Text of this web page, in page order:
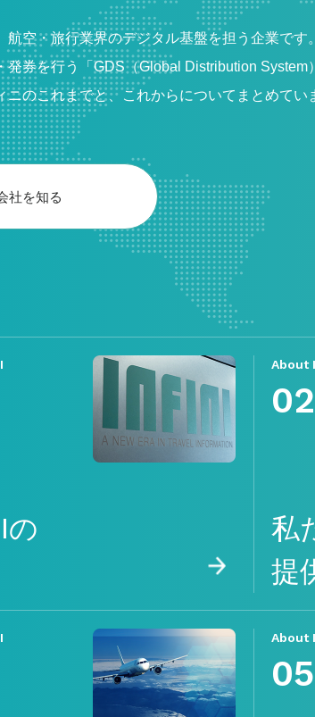
航空・旅行業界のデジタル基盤を担う企業です。
発券を行う「GDS（Global Distribution
ニのこれまでと、これからについてまとめてい
社を知る
の
About
02
私
提
About
05